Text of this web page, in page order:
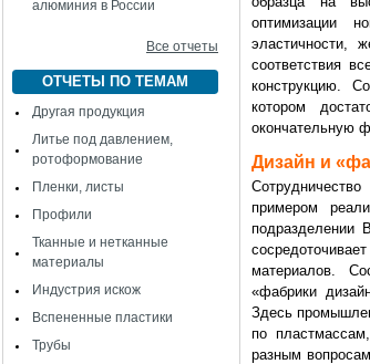
алюминия в России
Все отчеты
ОТЧЕТЫ ПО ТЕМАМ
Другая продукция
Литье под давлением,
ротоформование
Пленки, листы
Профили
Тканные и нетканные
материалы
Индустрия искож
Вспененные пластики
Трубы
оптимизации
эластичности,
соответствия
конструкцию.
котором
окончательную
Дизайн и
примером
подразделении
материалов.
«фабрики
Здесь
по
разным